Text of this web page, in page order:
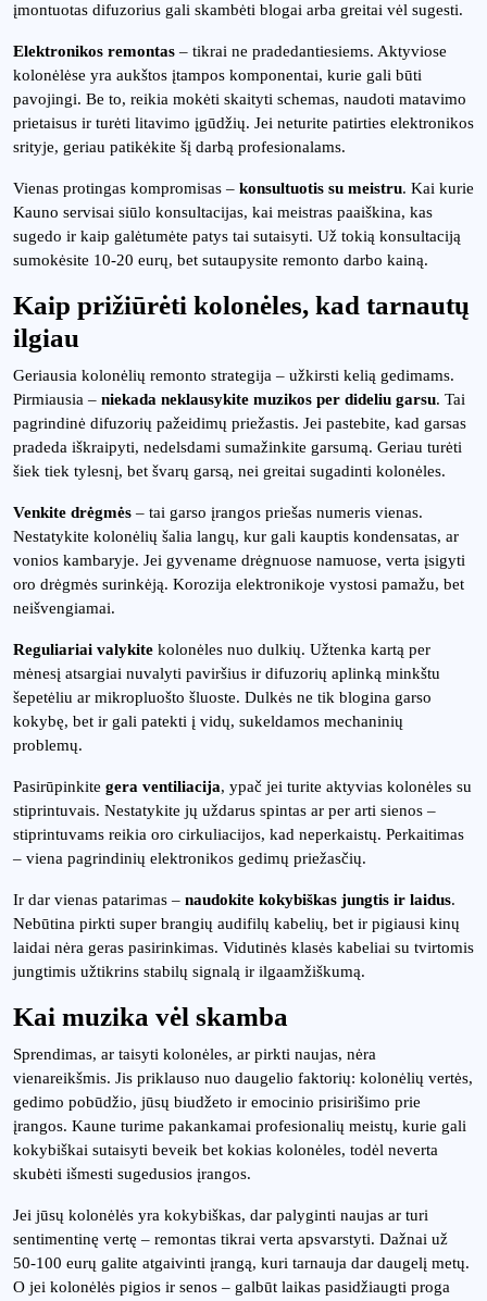
įmontuotas difuzorius gali skambėti blogai arba greitai vėl sugesti.
Elektronikos remontas – tikrai ne pradedantiesiems. Aktyviose
kolonėlėse yra aukštos įtampos komponentai, kurie gali būti
pavojingi. Be to, reikia mokėti skaityti schemas, naudoti matavimo
prietaisus ir turėti litavimo įgūdžių. Jei neturite patirties elektronikos
srityje, geriau patikėkite šį darbą profesionalams.
Vienas protingas kompromisas – konsultuotis su meistru. Kai kurie
Kauno servisai siūlo konsultacijas, kai meistras paaiškina, kas
sugedo ir kaip galėtumėte patys tai sutaisyti. Už tokią konsultaciją
sumokėsite 10-20 eurų, bet sutaupysite remonto darbo kainą.
Kaip prižiūrėti kolonėles, kad tarnautų
ilgiau
Geriausia kolonėlių remonto strategija – užkirsti kelią gedimams.
Pirmiausia – niekada neklausykite muzikos per dideliu garsu. Tai
pagrindinė difuzorių pažeidimų priežastis. Jei pastebite, kad garsas
pradeda iškraipyti, nedelsdami sumažinkite garsumą. Geriau turėti
šiek tiek tylesnį, bet švarų garsą, nei greitai sugadinti kolonėles.
Venkite drėgmės – tai garso įrangos priešas numeris vienas.
Nestatykite kolonėlių šalia langų, kur gali kauptis kondensatas, ar
vonios kambaryje. Jei gyvename drėgnuose namuose, verta įsigyti
oro drėgmės surinkėją. Korozija elektronikoje vystosi pamažu, bet
neišvengiamai.
Reguliariai valykite kolonėles nuo dulkių. Užtenka kartą per
mėnesį atsargiai nuvalyti paviršius ir difuzorių aplinką minkštu
šepetėliu ar mikropluošto šluoste. Dulkės ne tik blogina garso
kokybę, bet ir gali patekti į vidų, sukeldamos mechaninių
problemų.
Pasirūpinkite gera ventiliacija, ypač jei turite aktyvias kolonėles su
stiprintuvais. Nestatykite jų uždarus spintas ar per arti sienos –
stiprintuvams reikia oro cirkuliacijos, kad neperkaistų. Perkaitimas
– viena pagrindinių elektronikos gedimų priežasčių.
Ir dar vienas patarimas – naudokite kokybiškas jungtis ir laidus.
Nebūtina pirkti super brangių audifilų kabelių, bet ir pigiausi kinų
laidai nėra geras pasirinkimas. Vidutinės klasės kabeliai su tvirtomis
jungtimis užtikrins stabilų signalą ir ilgaamžiškumą.
Kai muzika vėl skamba
Sprendimas, ar taisyti kolonėles, ar pirkti naujas, nėra
vienareikšmis. Jis priklauso nuo daugelio faktorių: kolonėlių vertės,
gedimo pobūdžio, jūsų biudžeto ir emocinio prisirišimo prie
įrangos. Kaune turime pakankamai profesionalių meistų, kurie gali
kokybiškai sutaisyti beveik bet kokias kolonėles, todėl neverta
skubėti išmesti sugedusios įrangos.
Jei jūsų kolonėlės yra kokybiškas, dar palyginti naujas ar turi
sentimentinę vertę – remontas tikrai verta apsvarstyti. Dažnai už
50-100 eurų galite atgaivinti įrangą, kuri tarnauja dar daugelį metų.
O jei kolonėlės pigios ir senos – galbūt laikas pasidžiaugti proga